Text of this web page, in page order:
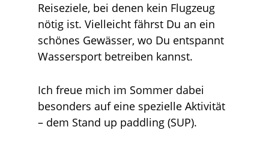
Reiseziele, bei denen kein Flugzeug
nötig ist. Vielleicht fährst Du an ein
schönes Gewässer, wo Du entspannt
Wassersport betreiben kannst.
Ich freue mich im Sommer dabei
besonders auf eine spezielle Aktivität
– dem Stand up paddling (SUP).